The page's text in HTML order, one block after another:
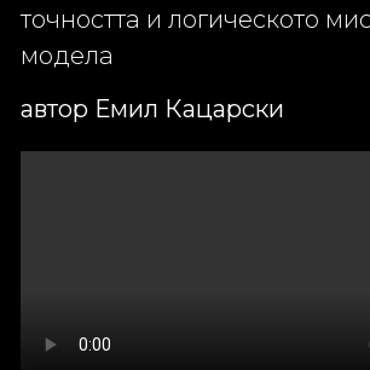
точността и логическото
модела
автор Емил Кацарски